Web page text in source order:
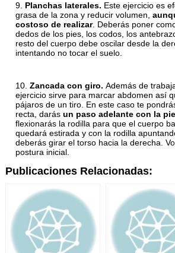
Planchas laterales. Este ejercicio es
grasa de la zona y reducir volumen,
costoso de realizar. Deberás poner
dedos de los pies, los codos, los
resto del cuerpo debe oscilar desde la
intentando no tocar el suelo.
Zancada con giro.Además de
ejercicio sirve para marcar abdomen así
pájaros de un tiro. En este caso te
recta, darásun paso adelante con la
flexionarás la rodilla para que el cuerpo
quedará estirada y con la rodilla
deberás girar el torso hacia la derecha.
postura inicial.
Publicaciones Relacionadas: